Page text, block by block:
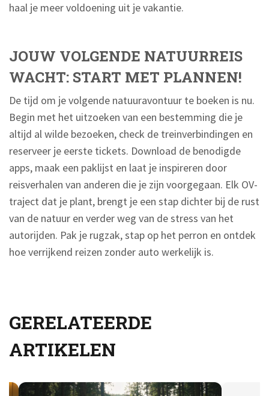
haal je meer voldoening uit je vakantie.
JOUW VOLGENDE NATUURREIS
WACHT: START MET PLANNEN!
De tijd om je volgende natuuravontuur te boeken is nu.
Begin met het uitzoeken van een bestemming die je
altijd al wilde bezoeken, check de treinverbindingen en
reserveer je eerste tickets. Download de benodigde
apps, maak een paklijst en laat je inspireren door
reisverhalen van anderen die je zijn voorgegaan. Elk OV-
traject dat je plant, brengt je een stap dichter bij de rust
van de natuur en verder weg van de stress van het
autorijden. Pak je rugzak, stap op het perron en ontdek
hoe verrijkend reizen zonder auto werkelijk is.
GERELATEERDE
ARTIKELEN